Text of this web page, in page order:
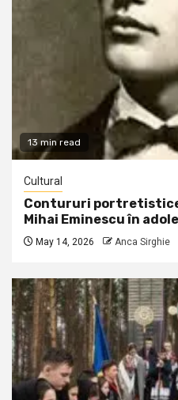
13 min read
Cultural
Contururi
Mihai Eminescu în
May 14, 2026 Anca Sirghie